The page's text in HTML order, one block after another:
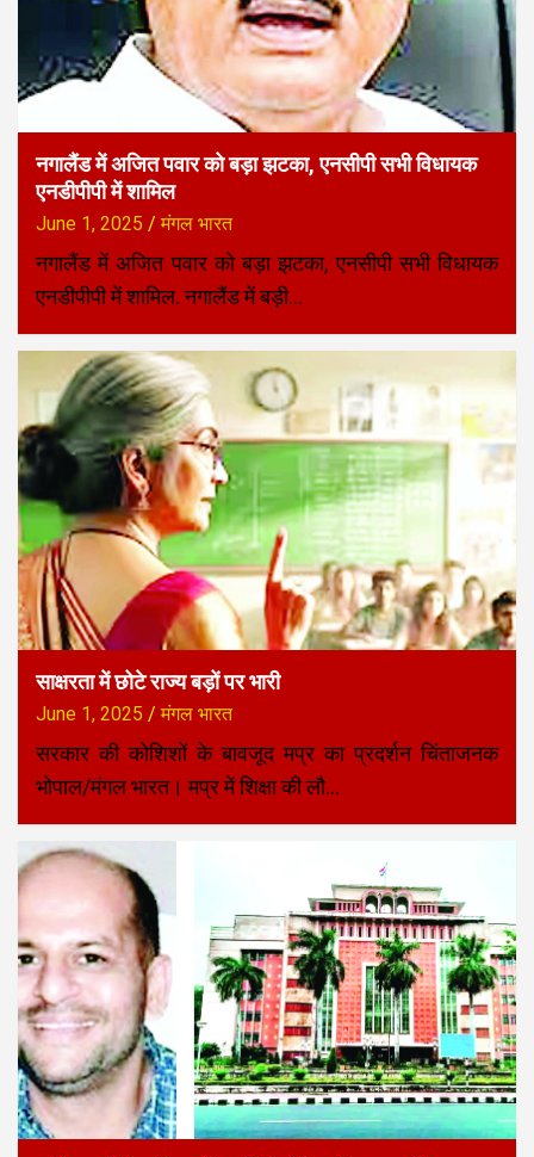
नगालैंड में अजित पवार को बड़ा झटका, एनसीपी सभी विधायक
एनडीपीपी में शामिल
June 1, 2025 मंगल भारत
नगालैंड में अजित पवार को बड़ा झटका, एनसीपी सभी विधायक
एनडीपीपी में शामिल. नगालैंड में बड़ी…
साक्षरता में छोटे राज्य बड़ों पर भारी
June 1, 2025 मंगल भारत
सरकार की कोशिशों के बावजूद मप्र का प्रदर्शन चिंताजनक
भोपाल/मंगल भारत। मप्र में शिक्षा की लौ…